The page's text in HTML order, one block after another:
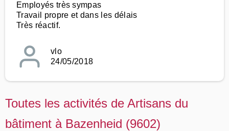
Employés très sympas
Travail propre et dans les délais
Très réactif.
vlo
24/05/2018
Toutes les activités de Artisans du
bâtiment à Bazenheid (9602)